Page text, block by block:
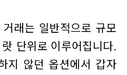
래는 일반적으로 규모
단위로 이루어집니다.
지 않던 옵션에서 갑자